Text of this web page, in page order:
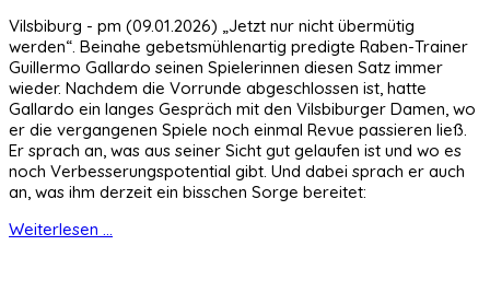
Vilsbiburg - pm (09.01.2026) „Jetzt nur nicht übermütig
werden“. Beinahe gebetsmühlenartig predigte Raben-Trainer
Guillermo Gallardo seinen Spielerinnen diesen Satz immer
wieder. Nachdem die Vorrunde abgeschlossen ist, hatte
Gallardo ein langes Gespräch mit den Vilsbiburger Damen, wo
er die vergangenen Spiele noch einmal Revue passieren ließ.
Er sprach an, was aus seiner Sicht gut gelaufen ist und wo es
noch Verbesserungspotential gibt. Und dabei sprach er auch
an, was ihm derzeit ein bisschen Sorge bereitet:
Weiterlesen ...